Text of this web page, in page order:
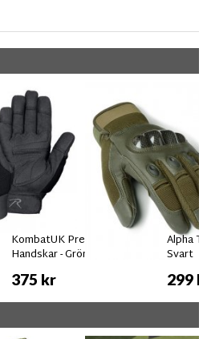
KombatUK Predator
Handskar - Grön
375 kr
Alpha
Svart
299